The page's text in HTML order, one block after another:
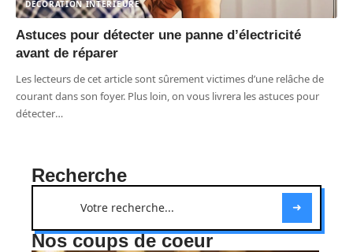
DÉCORATION INTERIEURE
Astuces pour détecter une panne d’électricité
avant de réparer
Les lecteurs de cet article sont sûrement victimes d’une relâche de
courant dans son foyer. Plus loin, on vous livrera les astuces pour
détecter…
Recherche
Nos coups de coeur